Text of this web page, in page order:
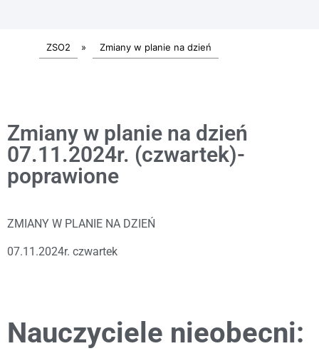
ZSO2 » Zmiany w planie na dzień
Zmiany w planie na dzień
07.11.2024r. (czwartek)-
poprawione
ZMIANY W PLANIE NA DZIEŃ
07.11.2024r. czwartek
Nauczyciele nieobecni: